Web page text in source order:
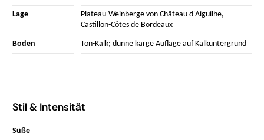
Lage
Plateau-Weinberge von Château d'Aiguilhe,
Castillon-Côtes de Bordeaux
Boden Ton-Kalk; dünne karge Auflage auf Kalkuntergrund
Stil & Intensität
Süße